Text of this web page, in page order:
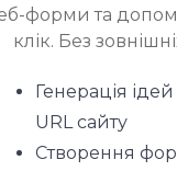
форми та
клік. Без
Генерація
URL сайту
Створення